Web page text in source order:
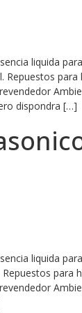
liquida para
Repuestos para
dispondra […]
liquida para
para